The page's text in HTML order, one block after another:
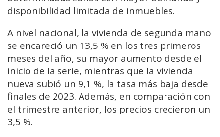
disponibilidad limitada de inmuebles.
A nivel nacional, la vivienda de segunda mano
se encareció un 13,5 % en los tres primeros
meses del año, su mayor aumento desde el
inicio de la serie, mientras que la vivienda
nueva subió un 9,1 %, la tasa más baja desde
finales de 2023. Además, en comparación con
el trimestre anterior, los precios crecieron un
3,5 %.